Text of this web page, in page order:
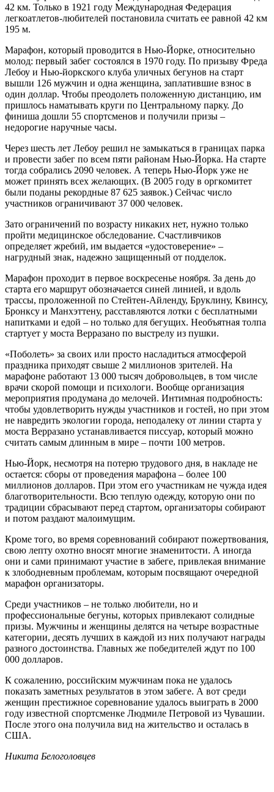
42 км. Только в 1921 году Международная Федерация
легкоатлетов-любителей постановила считать ее равной 42 км
195 м.
Марафон, который проводится в Нью-Йорке, относительно
молод: первый забег состоялся в 1970 году. По призыву Фреда
Лебоу и Нью-йоркского клуба уличных бегунов на старт
вышли 126 мужчин и одна женщина, заплатившие взнос в
один доллар. Чтобы преодолеть положенную дистанцию, им
пришлось наматывать круги по Центральному парку. До
финиша дошли 55 спортсменов и получили призы –
недорогие наручные часы.
Через шесть лет Лебоу решил не замыкаться в границах парка
и провести забег по всем пяти районам Нью-Йорка. На старте
тогда собрались 2090 человек. А теперь Нью-Йорк уже не
может принять всех желающих. (В 2005 году в оргкомитет
были поданы рекордные 87 625 заявок.) Сейчас число
участников ограничивают 37 000 человек.
Зато ограничений по возрасту никаких нет, нужно только
пройти медицинское обследование. Счастливчиков
определяет жребий, им выдается «удостоверение» –
нагрудный знак, надежно защищенный от подделок.
Марафон проходит в первое воскресенье ноября. За день до
старта его маршрут обозначается синей линией, и вдоль
трассы, проложенной по Стейтен-Айленду, Бруклину, Квинсу,
Бронксу и Манхэттену, расставляются лотки с бесплатными
напитками и едой – но только для бегущих. Необъятная толпа
стартует у моста Верразано по выстрелу из пушки.
«Поболеть» за своих или просто насладиться атмосферой
праздника приходят свыше 2 миллионов зрителей. На
марафоне работают 13 000 тысяч добровольцев, в том числе
врачи скорой помощи и психологи. Вообще организация
мероприятия продумана до мелочей. Интимная подробность:
чтобы удовлетворить нужды участников и гостей, но при этом
не навредить экологии города, неподалеку от линии старта у
моста Верразано устанавливается писсуар, который можно
считать самым длинным в мире – почти 100 метров.
Нью-Йорк, несмотря на потерю трудового дня, в накладе не
остается: сборы от проведения марафона – более 100
миллионов долларов. При этом его участникам не чужда идея
благотворительности. Всю теплую одежду, которую они по
традиции сбрасывают перед стартом, организаторы собирают
и потом раздают малоимущим.
Кроме того, во время соревнований собирают пожертвования,
свою лепту охотно вносят многие знаменитости. А иногда
они и сами принимают участие в забеге, привлекая внимание
к злободневным проблемам, которым посвящают очередной
марафон организаторы.
Среди участников – не только любители, но и
профессиональные бегуны, которых привлекают солидные
призы. Мужчины и женщины делятся на четыре возрастные
категории, десять лучших в каждой из них получают награды
разного достоинства. Главных же победителей ждут по 100
000 долларов.
К сожалению, российским мужчинам пока не удалось
показать заметных результатов в этом забеге. А вот среди
женщин престижное соревнование удалось выиграть в 2000
году известной спортсменке Людмиле Петровой из Чувашии.
После этого она получила вид на жительство и осталась в
США.
Никита Белоголовцев